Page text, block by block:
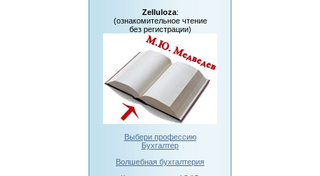
Zelluloza:
(ознакомительное чтение
без регистрации)
Выбери профессию
Бухгалтер
Волшебная бухгалтерия